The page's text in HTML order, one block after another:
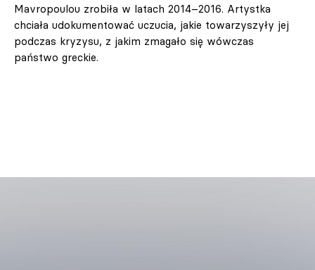
Mavropoulou zrobiła w latach 2014–2016. Artystka
chciała udokumentować uczucia, jakie towarzyszyły jej
podczas kryzysu, z jakim zmagało się wówczas
państwo greckie.